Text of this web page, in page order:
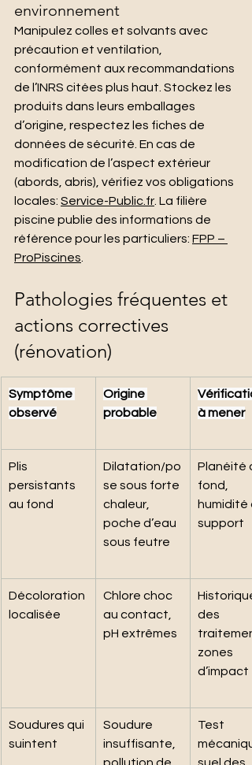
environnement
Manipulez colles et solvants avec
précaution et ventilation,
conformément aux recommandations
de l’INRS citées plus haut. Stockez les
produits dans leurs emballages
d’origine, respectez les fiches de
données de sécurité. En cas de
modification de l’aspect extérieur
(abords, abris), vérifiez vos obligations
locales: Service-Public.fr . La filière
piscine publie des informations de
référence pour les particuliers: FPP –
ProPiscines
Pathologies fréquentes et
actions correctives
(rénovation)
Symptôme
observé
Origine
probable
à mener
Plis
persistants
au fond
Dilatation/po
se sous forte
chaleur,
poche d’eau
sous feutre
Planéité
fond,
humidité
support
Décoloration
localisée
Chlore choc
au contact,
pH extrêmes
Historique
des
zones
d’impact
Soudures qui
suintent
Soudure
insuffisante,
Test